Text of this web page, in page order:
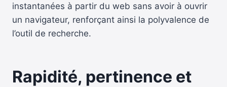
instantanées à partir du web sans avoir à ouvrir
un navigateur, renforçant ainsi la polyvalence de
l’outil de recherche.
Rapidité, pertinence et